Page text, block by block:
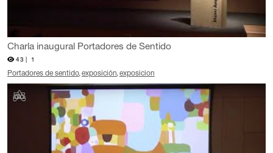
Charla inaugural Portadores de Sentido
43 | 1
Portadores de sentido exposición exposicion